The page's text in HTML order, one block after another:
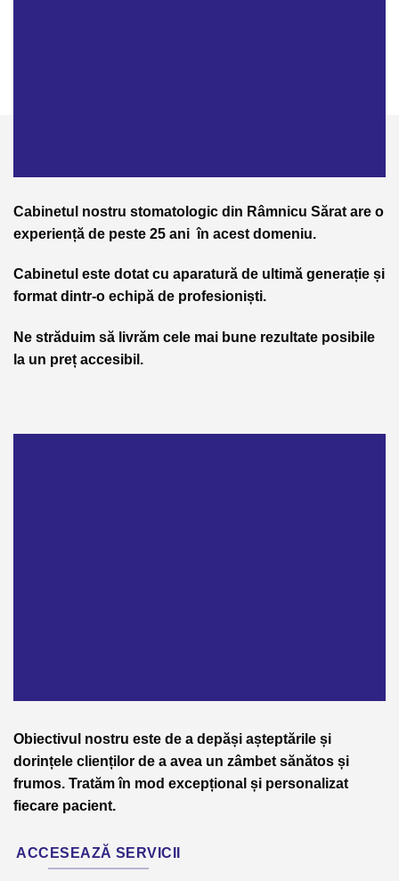
Cabinetul nostru stomatologic din Râmnicu Sărat are o
experiență de peste 25 ani în acest domeniu.
Cabinetul este dotat cu aparatură de ultimă generație și
format dintr-o echipă de profesioniști.
Ne străduim să livrăm cele mai bune rezultate posibile
la un preț accesibil.
Obiectivul nostru este de a depăși așteptările și
dorințele clienților de a avea un zâmbet sănătos și
frumos. Tratăm în mod excepțional și personalizat
fiecare pacient.
ACCESEAZĂ SERVICII